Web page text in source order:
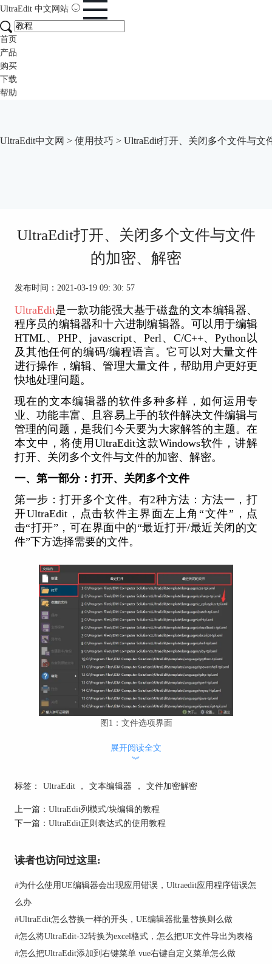
UltraEdit 中文网站
首页
产品
购买
下载
帮助
UltraEdit中文网 > 使用技巧 > UltraEdit打开、关闭多个文件与文
UltraEdit打开、关闭多个文件与文件
的加密、解密
发布时间：2021-03-19 09: 30: 57
UltraEdit是一款功能强大基于磁盘的文本编辑器、
程序员的编辑器和十六进制编辑器。可以用于编辑
HTML、PHP、javascript、Perl、C/C++、Python以
及其他任何的编码/编程语言。它可以对大量文件
进行操作，编辑、管理大量文件，帮助用户更好更
快地处理问题。
现在的文本编辑器的软件多种多样，如何运用专
业、功能丰富、且容易上手的软件解决文件编辑与
管理的问题，是我们今天要为大家解答的主题。在
本文中，将使用UltraEdit这款Windows软件，讲解
打开、关闭多个文件与文件的加密、解密。
一、第一部分：打开、关闭多个文件
第一步：打开多个文件。有2种方法：方法一，打
开UltraEdit，点击软件主界面左上角“文件”，点
击“打开”，可在界面中的“最近打开/最近关闭的文
件”下方选择需要的文件。
图1：文件选项界面
也可以在弹出的“打开”界面中，单击选中所需要的
中一个文件，长按住Ctrl键，依次点击需要的文件
全部文件，单击第一个文件，按住shift键，点击最
后一个文件，即可全部选中全部文件，最后点
展开阅读全文
︾
标签： UltraEdit ， 文本编辑器 ， 文件加密解密
上一篇： UltraEdit列模式/块编辑的教程
下一篇： UltraEdit正则表达式的使用教程
读者也访问过这里:
#为什么使用UE编辑器会出现应用错误，Ultraedit应用程序错误怎
么办
#UltraEdit怎么替换一样的开头，UE编辑器批量替换则么做
#怎么将UltraEdit-32转换为excel格式，怎么把UE文件导出为表格
#怎么把UltraEdit添加到右键菜单 vue右键自定义菜单怎么做